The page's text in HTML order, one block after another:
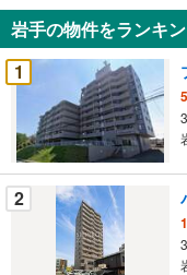
知
を
受
け
る
・
条
件
岩手の物件をランキ
1
2